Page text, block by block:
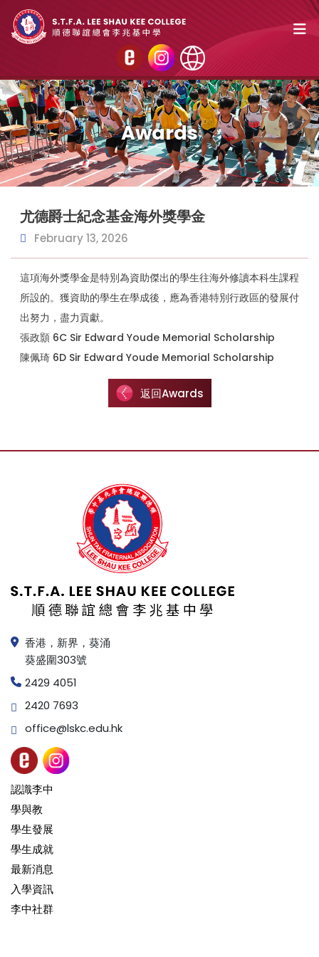
Awards
尤德爵士紀念基金海外獎學金
February 13, 2026
這項海外獎學金是特別為資助傑出的學生往海外修讀本科生課程
所設的。獲資助的學生在學成後，應為香港特別行政區的發展付
出努力，盡力貢獻。
張政顥 6C Sir Edward Youde Memorial Scholarship
陳佩琦 6D Sir Edward Youde Memorial Scholarship
返回Awards
香港，新界，葵涌
葵盛圍303號
2429 4051
2420 7693
office@lskc.edu.hk
認識李中
學與教
學生發展
學生成就
最新消息
入學資訊
李中社群